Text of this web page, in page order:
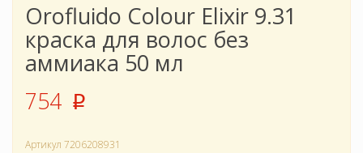
Orofluido Colour Elixir 9.31
краска для волос без
аммиака 50 мл
754 p
Артикул 7206208931